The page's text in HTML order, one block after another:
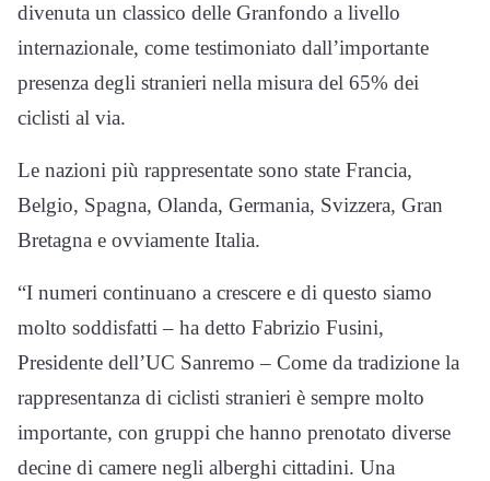
divenuta un classico delle Granfondo a livello
internazionale, come testimoniato dall’importante
presenza degli stranieri nella misura del 65% dei
ciclisti al via.
Le nazioni più rappresentate sono state Francia,
Belgio, Spagna, Olanda, Germania, Svizzera, Gran
Bretagna e ovviamente Italia.
“I numeri continuano a crescere e di questo siamo
molto soddisfatti – ha detto Fabrizio Fusini,
Presidente dell’UC Sanremo – Come da tradizione la
rappresentanza di ciclisti stranieri è sempre molto
importante, con gruppi che hanno prenotato diverse
decine di camere negli alberghi cittadini. Una